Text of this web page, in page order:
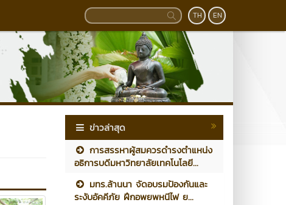
TH EN
ข่าวล่าสุด
การสรรหาผู้สมควรดำรงตำแหน่ง
อธิการบดีมหาวิทยาลัยเทคโนโลยี...
มทร.ล้านนา จัดอบรมป้องกันและ
ระงับอัคคีภัย ฝึกอพยพหนีไฟ ย...